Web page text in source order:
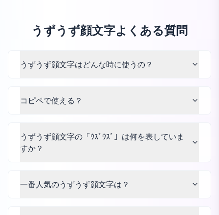
うずうず顔文字よくある質問
うずうず顔文字はどんな時に使うの？
コピペで使える？
うずうず顔文字の「ｳｽﾞｳｽﾞ」は何を表していま
すか？
一番人気のうずうず顔文字は？